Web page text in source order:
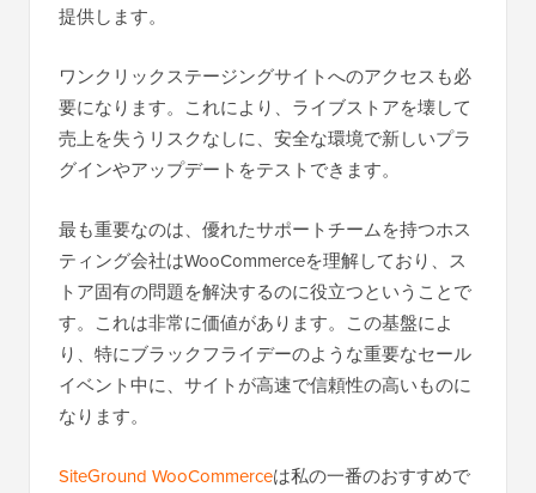
提供します。
ワンクリックステージングサイトへのアクセスも必
要になります。これにより、ライブストアを壊して
売上を失うリスクなしに、安全な環境で新しいプラ
グインやアップデートをテストできます。
最も重要なのは、優れたサポートチームを持つホス
ティング会社はWooCommerceを理解しており、ス
トア固有の問題を解決するのに役立つということで
す。これは非常に価値があります。この基盤によ
り、特にブラックフライデーのような重要なセール
イベント中に、サイトが高速で信頼性の高いものに
なります。
SiteGround WooCommerceは私の一番のおすすめで